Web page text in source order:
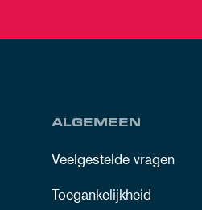
ALGEMEEN
Veelgestelde vragen
Toegankelijkheid